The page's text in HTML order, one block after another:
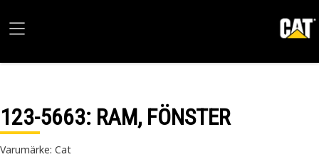
123-5663: RAM, FÖNSTER
Varumärke: Cat